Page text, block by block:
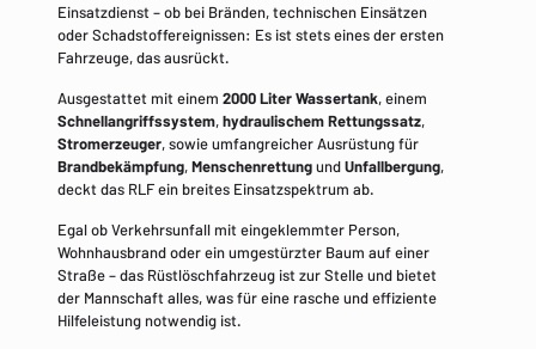
Einsatzdienst – ob bei Bränden, technischen Einsätzen
oder Schadstoffereignissen: Es ist stets eines der ersten
Fahrzeuge, das ausrückt.
Ausgestattet mit einem2000 Liter Wassertank, einem
Schnellangriffssystem,hydraulischem Rettungssatz,
Stromerzeuger, sowie umfangreicher Ausrüstung für
Brandbekämpfung,MenschenrettungundUnfallbergung,
deckt das RLF ein breites Einsatzspektrum ab.
Egal ob Verkehrsunfall mit eingeklemmter Person,
Wohnhausbrand oder ein umgestürzter Baum auf einer
Straße – das Rüstlöschfahrzeug ist zur Stelle und bietet
der Mannschaft alles, was für eine rasche und effiziente
Hilfeleistung notwendig ist.